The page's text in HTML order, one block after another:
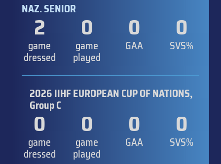
NAZ. SENIOR
2
game
dressed
0
game
played
0
GAA
0
SVS%
2026 IIHF EUROPEAN CUP OF NATIONS,
Group C
0
game
dressed
0
game
played
0
GAA
0
SVS%